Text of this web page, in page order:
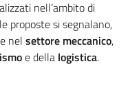
nell’ambito di
proposte si segnalano,
nel settore meccanico,
e della logistica.